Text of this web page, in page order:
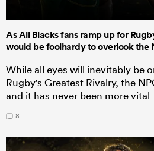
As All Blacks fans ramp up for
would be foolhardy to overlook the
While all eyes will inevitably be
Rugby's Greatest Rivalry, the
and it has never been more vital
8